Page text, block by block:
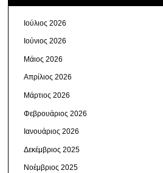
Ιούλιος 2026
Ιούνιος 2026
Μάιος 2026
Απρίλιος 2026
Μάρτιος 2026
Φεβρουάριος 2026
Ιανουάριος 2026
Δεκέμβριος 2025
Νοέμβριος 2025